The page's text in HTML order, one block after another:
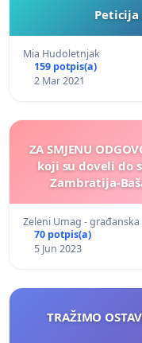
Peticija
Mia Hudoletnjak
159 potpis(a)
2 Mar 2021
ZA SMJENU
koji su doveli do
Zeleni Umag -
70 potpis(a)
5 Jun 2023
TRAŽIMO